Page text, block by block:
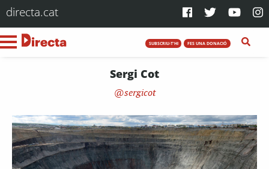
directa.cat
SUBSCRIU-T'HI FES UNA DONACIÓ
Sergi Cot
sergicot